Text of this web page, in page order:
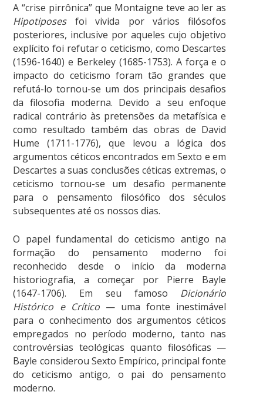
A “crise pirrônica” que Montaigne teve ao ler as
Hipotiposes foi vivida por vários filósofos
posteriores, inclusive por aqueles cujo objetivo
explícito foi refutar o ceticismo, como Descartes
(1596-1640) e Berkeley (1685-1753). A força e o
impacto do ceticismo foram tão grandes que
refutá-lo tornou-se um dos principais desafios
da filosofia moderna. Devido a seu enfoque
radical contrário às pretensões da metafísica e
como resultado também das obras de David
Hume (1711-1776), que levou a lógica dos
argumentos céticos encontrados em Sexto e em
Descartes a suas conclusões céticas extremas, o
ceticismo tornou-se um desafio permanente
para o pensamento filosófico dos séculos
subsequentes até os nossos dias.
O papel fundamental do ceticismo antigo na
formação do pensamento moderno foi
reconhecido desde o início da moderna
historiografia, a começar por Pierre Bayle
(1647-1706). Em seu famoso Dicionário
Histórico e Crítico — uma fonte inestimável
para o conhecimento dos argumentos céticos
empregados no período moderno, tanto nas
controvérsias teológicas quanto filosóficas —
Bayle considerou Sexto Empírico, principal fonte
do ceticismo antigo, o pai do pensamento
moderno.